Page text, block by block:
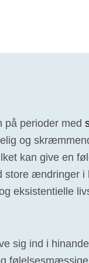
på perioder med
og
kan give en
store ændringer
eksistentielle
sig ind i